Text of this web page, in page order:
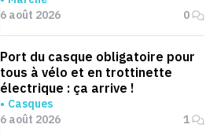
6 août 2026
0
Port du casque obligatoire pour
tous à vélo et en trottinette
électrique : ça arrive !
Casques
6 août 2026
1